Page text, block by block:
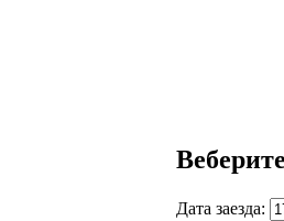
Дата заезда: